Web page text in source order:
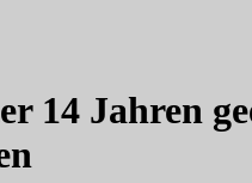
14 Jahren